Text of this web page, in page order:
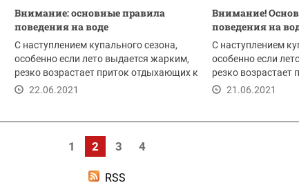
Внимание: основные правила
поведения на воде
С наступлением купального сезона,
особенно если лето выдается жарким,
резко возрастает приток отдыхающих к
воде, и...
22.06.2021
Внимание!
поведения на
С наступлением
особенно если
резко
воде, и...
21.06.2021
1 2 3 4
RSS